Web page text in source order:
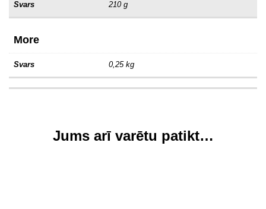
Svars 210 g
More
Svars 0,25 kg
Jums arī varētu patikt…